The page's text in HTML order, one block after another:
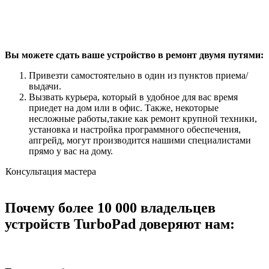
Вы можете сдать ваше устройство в ремонт двумя путями:
Привезти самостоятельно в один из пунктов приема/
выдачи.
Вызвать курьера, который в удобное для вас время
приедет на дом или в офис. Также, некоторые
несложные работы,такие как ремонт крупной техники,
установка и настройка программного обеспечения,
апгрейд, могут производится нашими специалистами
прямо у вас на дому.
Консультация мастера
Почему более 10 000 владельцев
устройств TurboPad доверяют нам: